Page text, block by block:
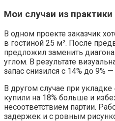
Мои случаи из практики
В одном проекте заказчик
в гостиной 25 м². После
предложил заменить
углом. В результате
запас снизился с 14% до 9%
В другом случае при
купили на 18% больше и
несоответствием партии.
задержек и с ровным